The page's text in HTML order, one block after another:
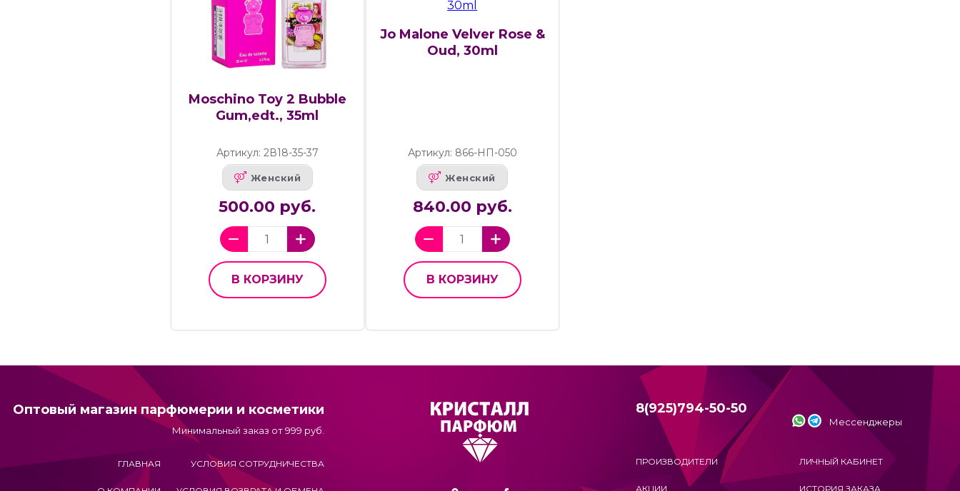
Moschino Toy 2 Bubble
Gum,edt., 35ml
Артикул: 2В18-35-37
Женский
500.00 руб.
В КОРЗИНУ
Jo Malone Velver Rose &
Oud, 30ml
Артикул: 866-НП-050
Женский
840.00 руб.
В КОРЗИНУ
Оптовый магазин парфюмерии и косметики
Минимальный заказ от 999 руб.
ГЛАВНАЯ УСЛОВИЯ СОТРУДНИЧЕСТВА
8(925)794-50-50
Мессенджеры
ПРОИЗВОДИТЕЛИ
АКЦИИ
ЛИЧНЫЙ КАБИНЕТ
ИСТОРИЯ ЗАКАЗА